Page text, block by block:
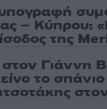
– Κύπρου:
της
στον Γιάννη
το